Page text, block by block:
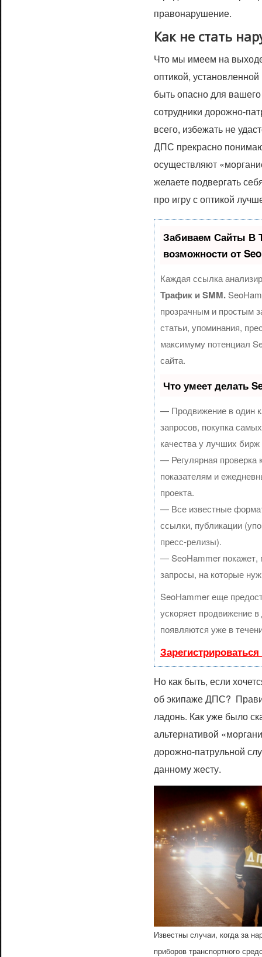
правонарушение.
Как не стать
Что мы имеем на
оптикой,
быть опасно для
сотрудники дорожно-
всего, избежать не
ДПС прекрасно
осуществляют
желаете подвергать
про игру с оптикой
Забиваем Сайты
возможности от
Каждая ссылка
Трафик и SMM.
прозрачным и простым
статьи, упоминания,
максимуму потенциал
сайта.
Что умеет делать
— Продвижение в один
запросов, покупка
качества у лучших
— Регулярная проверка
показателям и
проекта.
— Все известные
ссылки, публикации
пресс-релизы).
— SeoHammer покажет,
запросы, на которые
SeoHammer еще
ускоряет продвижение
появляются уже в
Но как быть, если
об экипаже ДПС?
ладонь. Как уже было
альтернативой
дорожно-патрульной
данному жесту.
Известны случаи, когда за
приборов транспортного